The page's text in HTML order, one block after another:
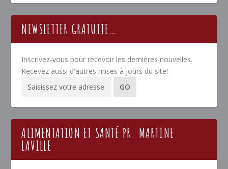
NEWSLETTER GRATUITE…
Inscrivez-vous pour recevoir les dernières nouvelles.
Recevez aussi d'autres mises à jours du site!
ALIMENTATION ET SANTÉ PR. MARTINE
LAVILLE